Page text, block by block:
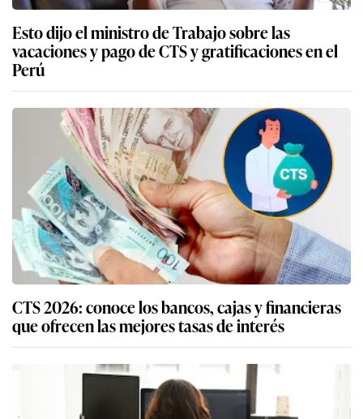
Esto dijo el ministro de Trabajo sobre las
vacaciones y pago de CTS y gratificaciones en el
Perú
CTS 2026: conoce los bancos, cajas y financieras
que ofrecen las mejores tasas de interés